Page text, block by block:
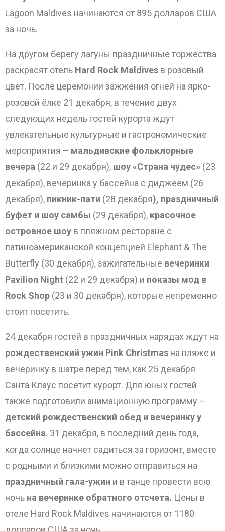
Lagoon Maldives начинаются от 895 долларов США
за ночь.
На другом берегу лагуны праздничные торжества
раскрасят отель Hard Rock Maldives в розовый
цвет. После церемонии зажжения огней на ярко-
розовой ёлке 21 декабря, в течение двух
следующих недель гостей курорта ждут
увлекательные культурные и гастрономические
мероприятия – мальдивские фольклорные
вечера (22 и 29 декабря), шоу «Страна чудес» (23
декабря), вечеринка у бассейна с диджеем (26
декабря), пикник-пати (28 декабря), праздничный
буфет и шоу самбы (29 декабря), красочное
островное шоу в пляжном ресторане с
латиноамериканской концепцией Elephant & The
Butterfly (30 декабря), зажигательные вечеринки
Pavilion Night (22 и 29 декабря) и показы мод в
Rock Shop (23 и 30 декабря), которые непременно
стоит посетить.
24 декабря гостей в праздничных нарядах ждут на
рождественский ужин Pink Christmas на пляже и
вечеринку в шатре перед тем, как 25 декабря
Санта Клаус посетит курорт. Для юных гостей
также подготовили анимационную программу –
детский рождественский обед и вечеринку у
бассейна. 31 декабря, в последний день года,
когда солнце начнет садиться за горизонт, вместе
с родными и близкими можно отправиться на
праздничный гала-ужин и в танце провести всю
ночь на вечеринке обратного отсчета. Цены в
отеле Hard Rock Maldives начинаются от 1180